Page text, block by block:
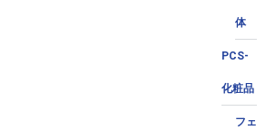
体
PCS-
化粧品
フェ